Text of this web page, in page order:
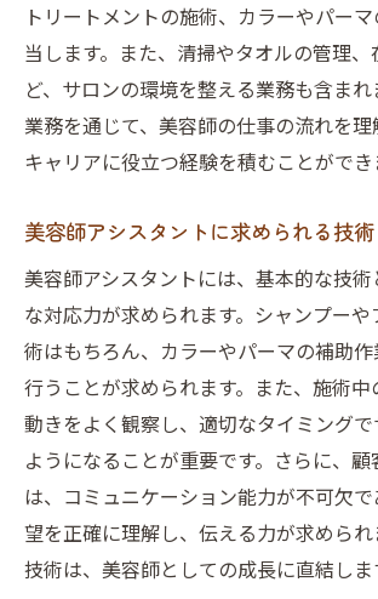
トリートメントの施術、カラーやパー
当します。また、清掃やタオルの管理
ど、サロンの環境を整える業務も含ま
業務を通じて、美容師の仕事の流れを
キャリアに役立つ経験を積むことができ
美容師アシスタントに求められる技術
美容師アシスタントには、基本的な技
な対応力が求められます。シャンプー
術はもちろん、カラーやパーマの補助
行うことが求められます。また、施術
動きをよく観察し、適切なタイミング
ようになることが重要です。さらに、
は、コミュニケーション能力が不可欠
望を正確に理解し、伝える力が求めら
技術は、美容師としての成長に直結しま